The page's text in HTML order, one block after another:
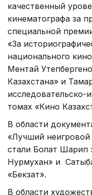
качественный
кинематографа за
специальной
«За
национального
Ментай
Казахстана» и
исследовательско-
томах «Кино
В области
«Лучший
стали Болат Шарип
Нурмухан» и
«Бекзат».
В области